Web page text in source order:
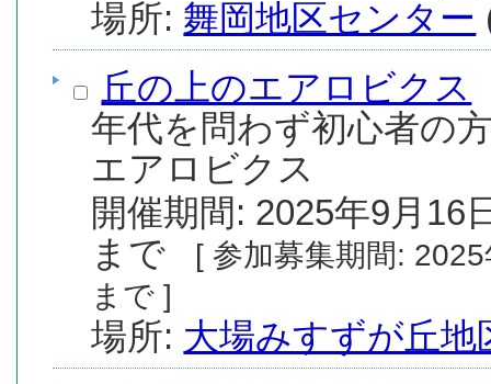
場所: 舞岡地区センター
丘の上のエアロビクス
年代を問わず初心者の
エアロビクス
開催期間: 2025年9月16
[ 参加募集期間: 2025年8月1日(金) から 2025年9月30日(火)
まで ]
場所: 大場みすずが丘地